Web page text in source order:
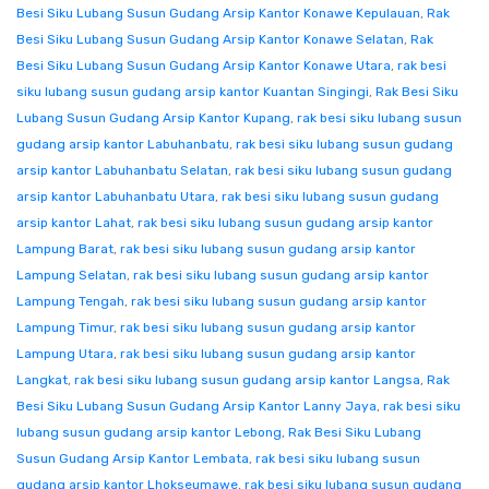
Besi Siku Lubang Susun Gudang Arsip Kantor Konawe Kepulauan, Rak
Besi Siku Lubang Susun Gudang Arsip Kantor Konawe Selatan, Rak
Besi Siku Lubang Susun Gudang Arsip Kantor Konawe Utara, rak besi
siku lubang susun gudang arsip kantor Kuantan Singingi, Rak Besi Siku
Lubang Susun Gudang Arsip Kantor Kupang, rak besi siku lubang susun
gudang arsip kantor Labuhanbatu, rak besi siku lubang susun gudang
arsip kantor Labuhanbatu Selatan, rak besi siku lubang susun gudang
arsip kantor Labuhanbatu Utara, rak besi siku lubang susun gudang
arsip kantor Lahat, rak besi siku lubang susun gudang arsip kantor
Lampung Barat, rak besi siku lubang susun gudang arsip kantor
Lampung Selatan, rak besi siku lubang susun gudang arsip kantor
Lampung Tengah, rak besi siku lubang susun gudang arsip kantor
Lampung Timur, rak besi siku lubang susun gudang arsip kantor
Lampung Utara, rak besi siku lubang susun gudang arsip kantor
Langkat, rak besi siku lubang susun gudang arsip kantor Langsa, Rak
Besi Siku Lubang Susun Gudang Arsip Kantor Lanny Jaya, rak besi siku
lubang susun gudang arsip kantor Lebong, Rak Besi Siku Lubang
Susun Gudang Arsip Kantor Lembata, rak besi siku lubang susun
gudang arsip kantor Lhokseumawe, rak besi siku lubang susun gudang